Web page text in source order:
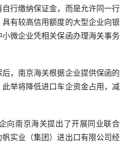
行缴纳保证金，而是允许同一行
有较高信用额度的大型企业向银
微企业凭相关保函办理海关事务
，南京海关根据企业提供保函的
举将降低进口车企资金占用，减
向南京海关提出了开展同业联合
实业（集团）进出口有限公司经